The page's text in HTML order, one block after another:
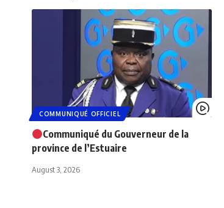
COMMUNIQUÉ OFFICIEL
Communiqué du Gouverneur de la
province de l’Estuaire
August 3, 2026